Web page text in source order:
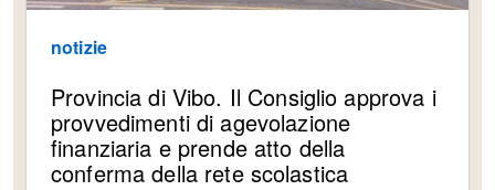
notizie
Provincia di Vibo. Il Consiglio approva i
provvedimenti di agevolazione
finanziaria e prende atto della
conferma della rete scolastica